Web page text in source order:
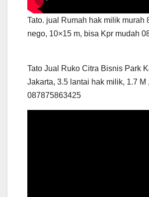
Tato. jual Rumah hak milik murah
nego, 10×15 m, bisa Kpr mudah
Tato Jual Ruko Citra Bisnis Park
Jakarta, 3.5 lantai hak milik, 1.7 M ,
087875863425